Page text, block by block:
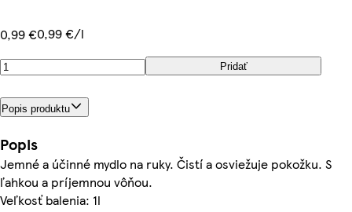
0,99 €0,99 €/l
Pridať
Popis produktu
Popis
Jemné a účinné mydlo na ruky. Čistí a osviežuje pokožku. S
ľahkou a príjemnou vôňou.
Veľkosť balenia: 1l